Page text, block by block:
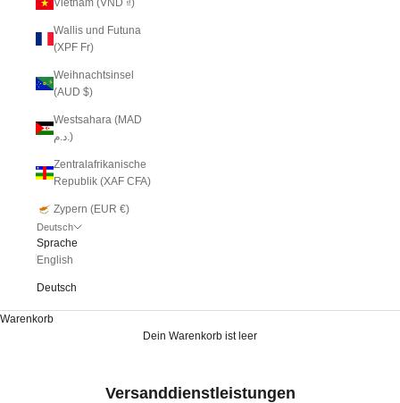
Vietnam (VND ₫)
Wallis und Futuna
(XPF Fr)
Weihnachtsinsel
(AUD $)
Westsahara (MAD
د.م.)
Zentralafrikanische
Republik (XAF CFA)
Zypern (EUR €)
Deutsch
Sprache
English
Deutsch
Warenkorb
Dein Warenkorb ist leer
Versanddienstleistungen